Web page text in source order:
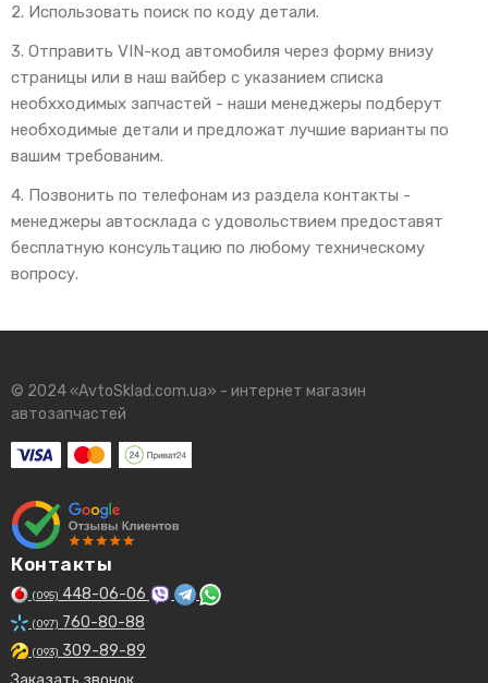
2. Использовать поиск по коду детали.
3. Отправить VIN-код автомобиля через форму внизу
страницы или в наш вайбер с указанием списка
необхходимых запчастей - наши менеджеры подберут
необходимые детали и предложат лучшие варианты по
вашим требованим.
4. Позвонить по телефонам из раздела контакты -
менеджеры автосклада с удовольствием предоставят
бесплатную консультацию по любому техническому
вопросу.
© 2024 «AvtoSklad.com.ua» - интернет магазин
автозапчастей
Контакты
(095) 448-06-06
(097) 760-80-88
(093) 309-89-89